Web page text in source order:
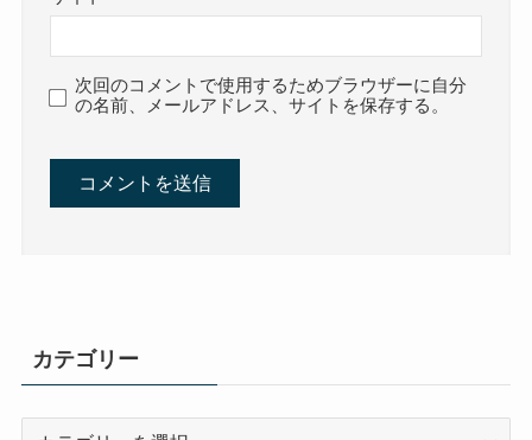
次回のコメントで使用するためブラウザーに自分
の名前、メールアドレス、サイトを保存する。
カテゴリー